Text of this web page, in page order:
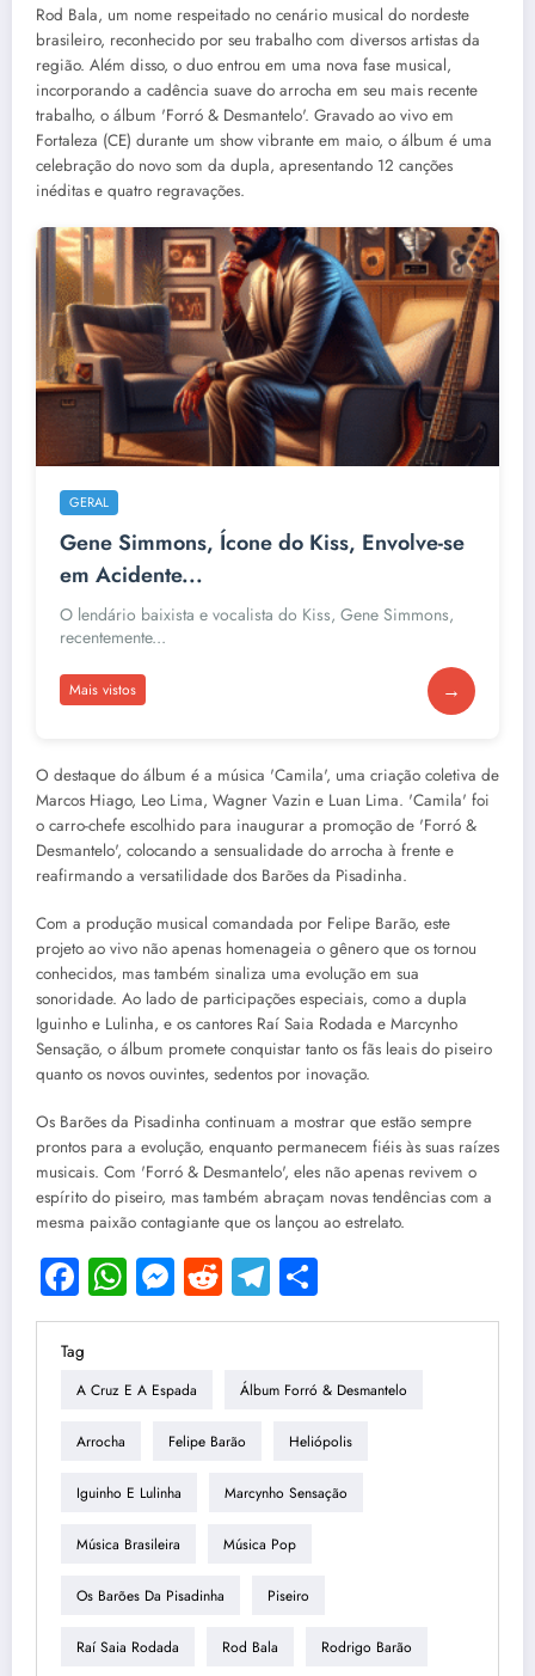
Rod Bala, um nome respeitado no cenário musical do nordeste
brasileiro, reconhecido por seu trabalho com diversos artistas da
região. Além disso, o duo entrou em uma nova fase musical,
incorporando a cadência suave do arrocha em seu mais recente
trabalho, o álbum 'Forró & Desmantelo'. Gravado ao vivo em
Fortaleza (CE) durante um show vibrante em maio, o álbum é uma
celebração do novo som da dupla, apresentando 12 canções
inéditas e quatro regravações.
GERAL
Gene Simmons, Ícone do Kiss, Envolve-se
em Acidente...
O lendário baixista e vocalista do Kiss, Gene Simmons,
recentemente...
Mais vistos →
O destaque do álbum é a música 'Camila', uma criação coletiva de
Marcos Hiago, Leo Lima, Wagner Vazin e Luan Lima. 'Camila' foi
o carro-chefe escolhido para inaugurar a promoção de 'Forró &
Desmantelo', colocando a sensualidade do arrocha à frente e
reafirmando a versatilidade dos Barões da Pisadinha.
Com a produção musical comandada por Felipe Barão, este
projeto ao vivo não apenas homenageia o gênero que os tornou
conhecidos, mas também sinaliza uma evolução em sua
sonoridade. Ao lado de participações especiais, como a dupla
Iguinho e Lulinha, e os cantores Raí Saia Rodada e Marcynho
Sensação, o álbum promete conquistar tanto os fãs leais do piseiro
quanto os novos ouvintes, sedentos por inovação.
Os Barões da Pisadinha continuam a mostrar que estão sempre
prontos para a evolução, enquanto permanecem fiéis às suas raízes
musicais. Com 'Forró & Desmantelo', eles não apenas revivem o
espírito do piseiro, mas também abraçam novas tendências com a
mesma paixão contagiante que os lançou ao estrelato.
Facebook
WhatsApp
Messenger
RedditTelegram
Tag
A Cruz E A Espada Álbum Forró & Desmantelo
Arrocha Felipe Barão Heliópolis
Iguinho E Lulinha Marcynho Sensação
Música Brasileira Música Pop
Os Barões Da Pisadinha Piseiro
Raí Saia Rodada Rod Bala Rodrigo Barão